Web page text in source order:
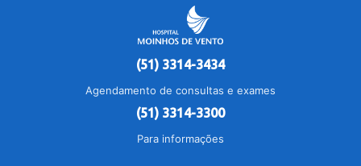
(51) 3314-3434
Agendamento de consultas e exames
(51) 3314-3300
Para informações